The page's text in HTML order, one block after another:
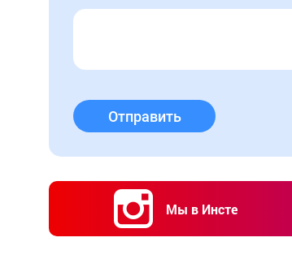
Отправить
Мы в Инсте